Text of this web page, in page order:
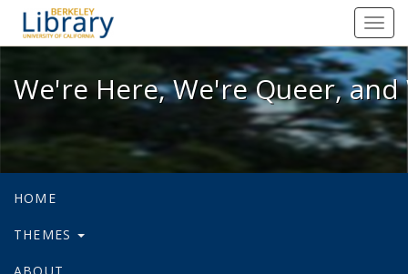
We're Here, We're Queer, and
We're Here, We're Queer,
HOME
THEMES
ABOUT